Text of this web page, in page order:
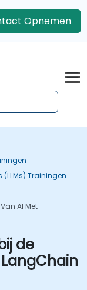
Opnemen
Trainingen
AI Met
de